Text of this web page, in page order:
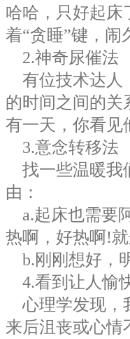
哈哈，只好起床
着“贪睡”键，
2.神奇尿催法
有位技术达人
的时间之间的关
有一天，你看见
3.意念转移法
找一些温暖我
由：
a.起床也需要
热啊，好热啊!
b.刚刚想好，
4.看到让人愉
心理学发现，
来后沮丧或心情